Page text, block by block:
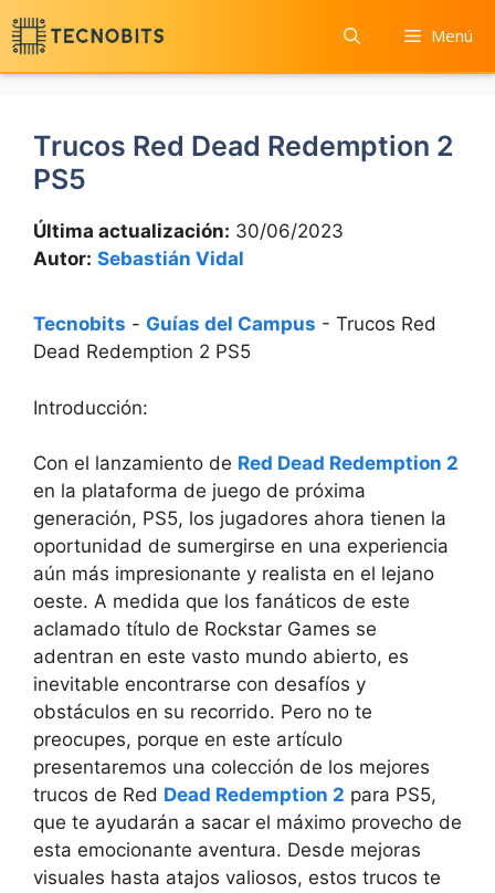
Saltar
al
contenido
Menú
Trucos Red Dead Redemption 2
PS5
Última actualización: 30/06/2023
Autor: Sebastián Vidal
Tecnobits - Guías del Campus - Trucos Red
Dead Redemption 2 PS5
Introducción:
Con el lanzamiento de Red Dead Redemption 2
en la plataforma de juego de próxima
generación, PS5, los jugadores ahora tienen la
oportunidad de sumergirse en una experiencia
aún más impresionante y realista en el lejano
oeste. A medida que los fanáticos de este
aclamado título de Rockstar Games se
adentran en este vasto mundo abierto, es
inevitable encontrarse con desafíos y
obstáculos en su recorrido. Pero no te
preocupes, porque en este artículo
presentaremos una colección de los mejores
trucos de Red Dead Redemption 2 para PS5,
que te ayudarán a sacar el máximo provecho de
esta emocionante aventura. Desde mejoras
visuales hasta atajos valiosos, estos trucos te